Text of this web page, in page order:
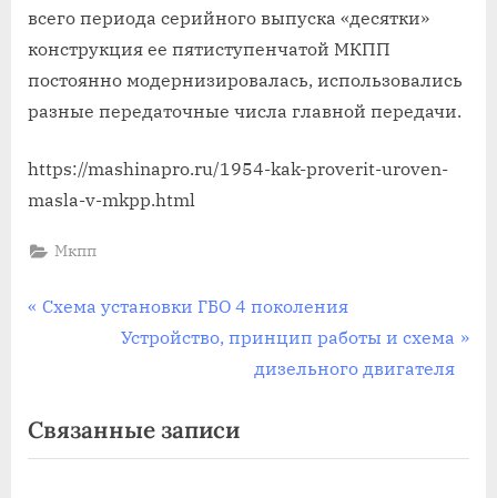
всего периода серийного выпуска «десятки»
конструкция ее пятиступенчатой МКПП
постоянно модернизировалась, использовались
разные передаточные числа главной передачи.
https://mashinapro.ru/1954-kak-proverit-uroven-
masla-v-mkpp.html
Мкпп
Навигация
П
ы
д
Схема установки ГБО 4 поколения
С
д
у
Устройство, принцип работы и схема
дизельного двигателя
Связанные записи